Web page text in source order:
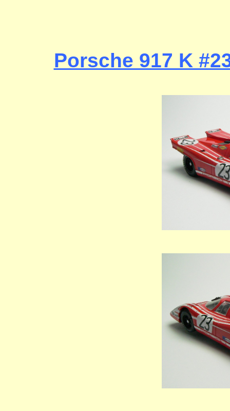
Porsche 917 K